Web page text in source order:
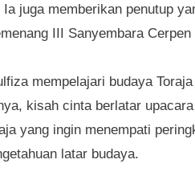
juga memberikan penutup
III Sanyembara Cerpen
mempelajari budaya
kisah cinta berlatar
yang ingin menempati
latar budaya.